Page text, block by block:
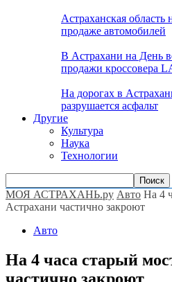
Астраханская
продаже автомобилей
В Астрахани на День
продажи кроссовера
На дорогах в
разрушается асфальт
Другие
Культура
Наука
Технологии
МОЯ АСТРАХАНЬ.ру Авто На 4
Астрахани частично закроют
Авто
На 4 часа старый